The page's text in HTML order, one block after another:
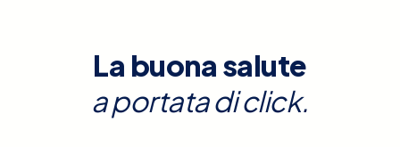
La buona salute
a portata di click.